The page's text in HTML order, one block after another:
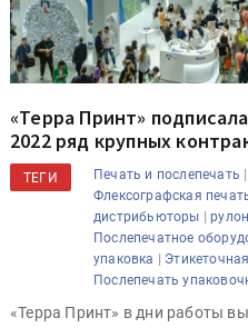
«Терра Принт»
2022 ряд крупных
ТЕГИ Печать и послепечать |
Флексографская
дистрибьюторы |
Послепечатное
упаковка |
Послепечать
«Терра Принт» в дни работы